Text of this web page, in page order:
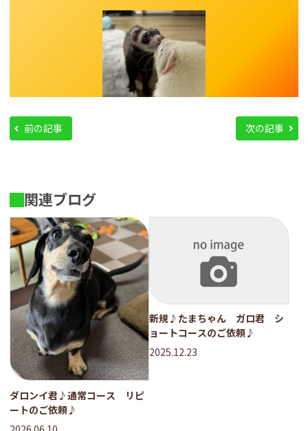
前の記事 次の記事
関連ブログ
ダロンイ君♪通常コース リピ
ートのご依頼♪
新規♪たまちゃん ガロ君 シ
ョートコースのご依頼♪
2025.12.23